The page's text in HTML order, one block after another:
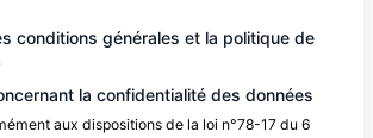
conditions générales et la politique de
la confidentialité des données
aux dispositions de la loi n°78-17 du 6